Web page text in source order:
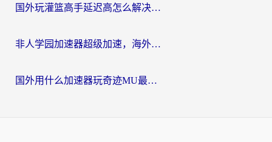
国外玩灌篮高手延迟高怎么解决？海外玩家国服游戏加速终极指南
非人学园加速器超级加速，海外玩家重返国服的通行证
国外用什么加速器玩奇迹MU最好？2026海外玩家国服游戏加速全攻略